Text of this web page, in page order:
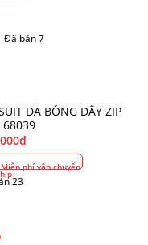
Đã bán 7
DA BÓNG DÂY ZIP
68039
₫
phí vận chuyển
23